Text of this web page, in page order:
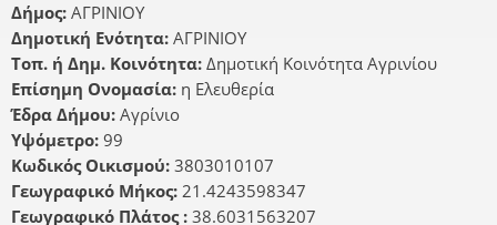
Δήμος: ΑΓΡΙΝΙΟΥ
Δημοτική Ενότητα: ΑΓΡΙΝΙΟΥ
Τοπ. ή Δημ. Κοινότητα: Δημοτική Κοινότητα Αγρινίου
Επίσημη Ονομασία: η Ελευθερία
Έδρα Δήμου: Αγρίνιο
Υψόμετρο: 99
Κωδικός Οικισμού: 3803010107
Γεωγραφικό Μήκος: 21.4243598347
Γεωγραφικό Πλάτος : 38.6031563207